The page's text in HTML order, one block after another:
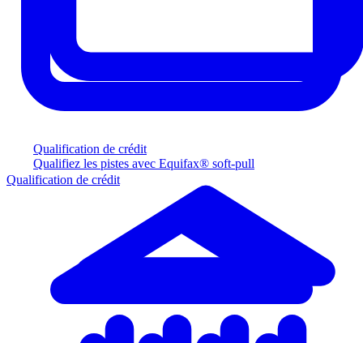
Qualification de crédit
Qualifiez les pistes avec Equifax® soft-pull
Qualification de crédit